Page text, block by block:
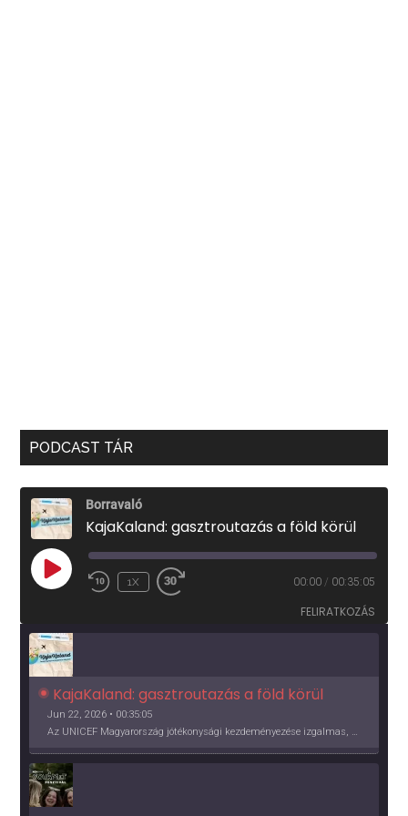
PODCAST TÁR
Borravaló
KajaKaland: gasztroutazás a föld körül
PLAY
EPISODE
1X 00:00 / 00:35:05
FELIRATKOZÁS
KajaKaland: gasztroutazás a föld körül
Jun 22, 2026 • 00:35:05
Az UNICEF Magyarország jótékonysági kezdeményezése izgalmas, egész éves világkörüli ízutazásra hív, igazi családi program és gasztroedukáció, illetve segítség a rászorulóknak is egyben.